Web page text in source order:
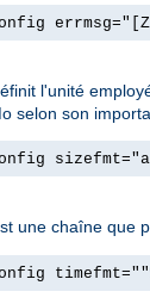
l'unité
selon son
une chaîne que